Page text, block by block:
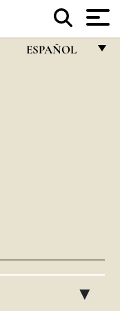
ESPAÑOL
▸